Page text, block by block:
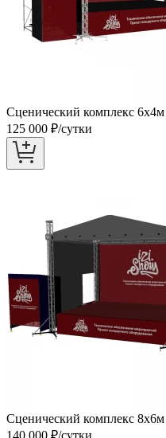
Сценический комплекс 6х4м
125 000 ₽/сутки
Сценический комплекс 8х6м